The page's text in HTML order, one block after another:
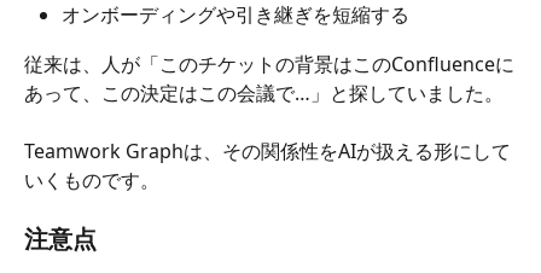
オンボーディングや引き継ぎを短縮する
従来は、人が「このチケットの背景はこのConfluenceに
あって、この決定はこの会議で…」と探していました。
Teamwork Graphは、その関係性をAIが扱える形にして
いくものです。
注意点